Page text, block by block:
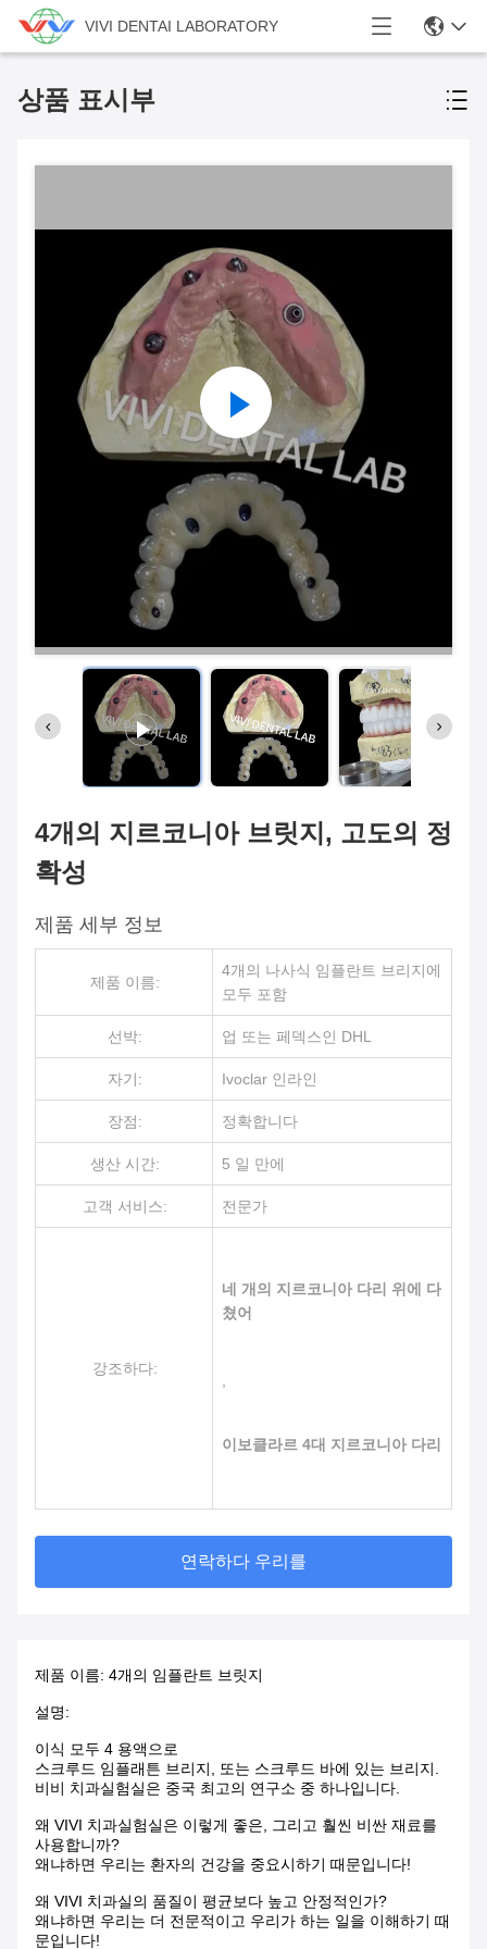
VIVI DENTAI LABORATORY
상품 표시부
4개의 지르코니아 브릿지, 고도의 정
확성
제품 세부 정보
제품 이름:
4개의 나사식 임플란트 브리지에
모두 포함
선박: 업 또는 페덱스인 DHL
자기: Ivoclar 인라인
장점: 정확합니다
생산 시간: 5 일 만에
고객 서비스: 전문가
강조하다:
네 개의 지르코니아 다리 위에 다
쳤어
이보클라르 4대 지르코니아 다리
연락하다 우리를
제품 이름: 4개의 임플란트 브릿지
설명:
이식 모두 4 용액으로
스크루드 임플래튼 브리지, 또는 스크루드 바에 있는 브리지.
비비 치과실험실은 중국 최고의 연구소 중 하나입니다.
왜 VIVI 치과실험실은 이렇게 좋은, 그리고 훨씬 비싼 재료를
사용합니까?
왜냐하면 우리는 환자의 건강을 중요시하기 때문입니다!
왜 VIVI 치과실의 품질이 평균보다 높고 안정적인가?
왜냐하면 우리는 더 전문적이고 우리가 하는 일을 이해하기 때
문입니다!